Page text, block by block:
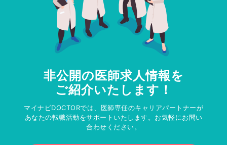
非公開の医師求人情報を
ご紹介いたします！
マイナビDOCTORでは、医師専任のキャリアパートナーが
あなたの転職活動をサポートいたします。お気軽にお問い
合わせください。